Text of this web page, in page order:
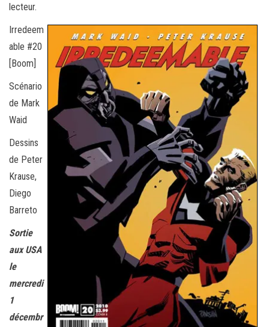
lecteur.
Irredeem
able #20
[Boom]
Scénario
de Mark
Waid
Dessins
de Peter
Krause,
Diego
Barreto
Sortie
aux USA
le
mercredi
1
décembr